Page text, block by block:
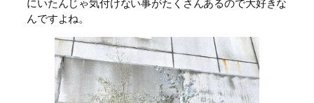
にいたんじゃ気付けない事がたくさんあるので大好きな
んですよね。